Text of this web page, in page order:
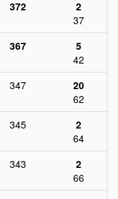
372
2
37
367
5
42
347
20
62
345
2
64
343
2
66